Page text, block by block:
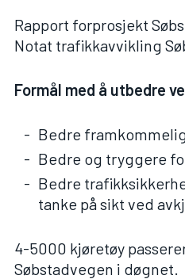
Rapport forprosjekt
Notat trafikkavvikling
Formål med å utbedre
Bedre
Bedre og tryggere
Bedre
tanke på sikt ved
4-5000 kjøretøy
Søbstadvegen i døgnet.